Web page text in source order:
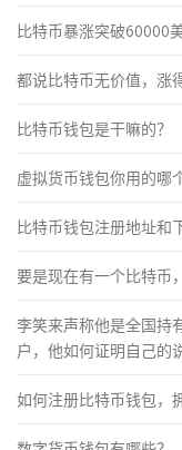
比特币暴涨突破60000
都说比特币无价值，涨
比特币钱包是干嘛的？
虚拟货币钱包你用的哪
比特币钱包注册地址和
要是现在有一个比特币
李笑来声称他是全国持
户，他如何证明自己的
如何注册比特币钱包，